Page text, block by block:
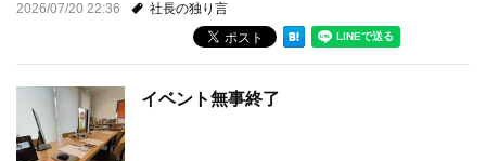
お問い合わせ
資料請求
2026/07/20 22:36 社長の独り言
イベント無事終了